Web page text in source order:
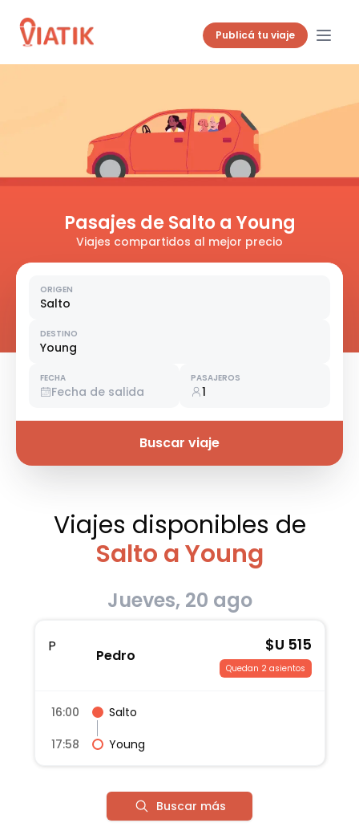
Publicá tu viaje
Pasajes de Salto a Young
Viajes compartidos al mejor precio
ORIGEN
Salto
DESTINO
Young
FECHA
Fecha de salida
PASAJEROS
1
Buscar viaje
Viajes disponibles de
Salto a Young
Jueves, 20 ago
P
Pedro
$U 515
Quedan 2 asientos
16:00
Salto
17:58
Young
Buscar más